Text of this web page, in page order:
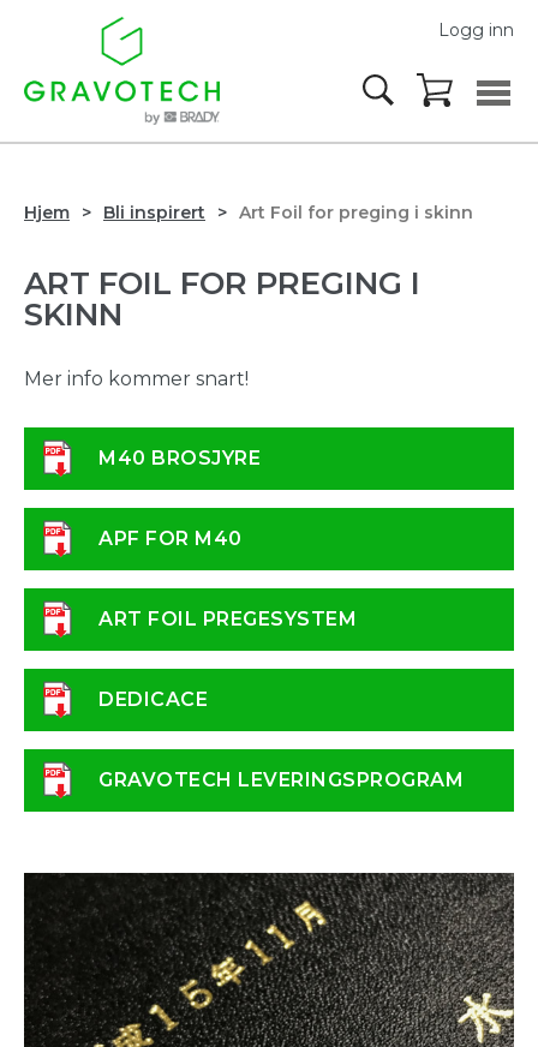
Logg inn
Hjem Bli inspirert Art Foil for preging i skinn
ART FOIL FOR PREGING I
SKINN
Mer info kommer snart!
M40 BROSJYRE
APF FOR M40
ART FOIL PREGESYSTEM
DEDICACE
GRAVOTECH LEVERINGSPROGRAM